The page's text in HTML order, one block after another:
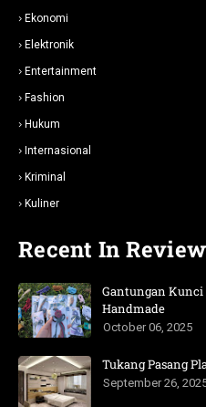
Ekonomi
Elektronik
Entertainment
Fashion
Hukum
Internasional
Kriminal
Kuliner
Recent In Review
Gantungan Kunci
Handmade
October 06, 2025
Tukang Pasang
September 26,